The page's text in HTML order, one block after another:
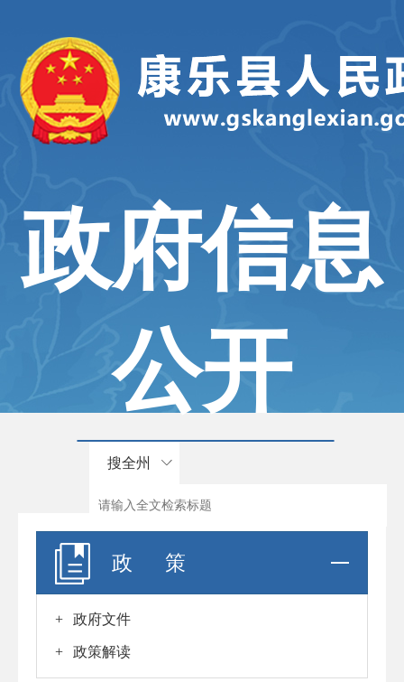
政府信息
公开
搜全州
政 策
+ 政府文件
+ 政策解读